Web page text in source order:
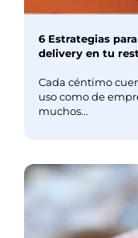
6 Estrategias
delivery en tu
Cada céntimo
uso como de
muchos...